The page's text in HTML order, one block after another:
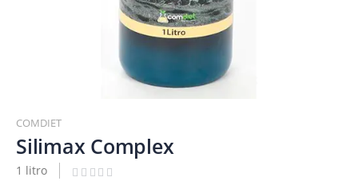
al
comienzo
de
la
COMDIET
Silimax Complex
1 litro